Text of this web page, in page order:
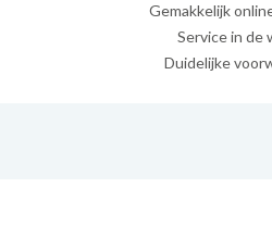
Gemakkelijk
Service in de
Duidelijke